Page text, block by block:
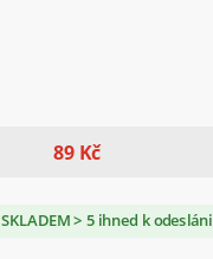
89 Kč
SKLADEM > 5 ihned k odesláni